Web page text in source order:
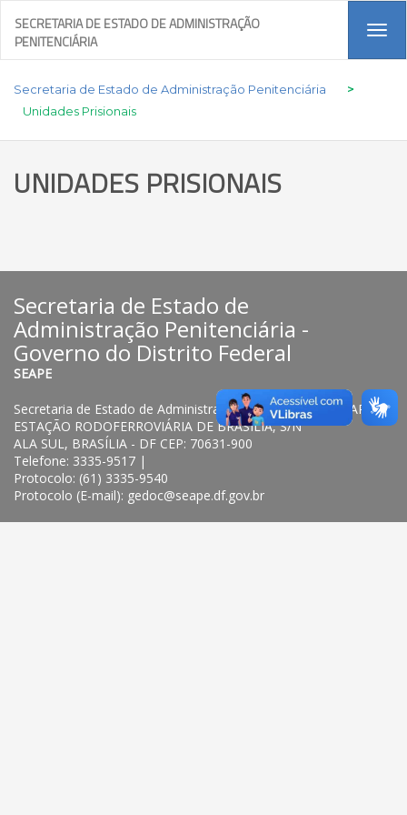
SECRETARIA DE ESTADO DE ADMINISTRAÇÃO
PENITENCIÁRIA
Secretaria de Estado de Administração Penitenciária
>
Unidades Prisionais
UNIDADES PRISIONAIS
Secretaria de Estado de
Administração Penitenciária -
Governo do Distrito Federal
SEAPE
Secretaria de Estado de Administração Penitenciária – SEAPE
ESTAÇÃO RODOFERROVIÁRIA DE BRASÍLIA, S/N
ALA SUL, BRASÍLIA - DF CEP: 70631-900
Telefone: 3335-9517 |
Protocolo: (61) 3335-9540
Protocolo (E-mail): gedoc@seape.df.gov.br